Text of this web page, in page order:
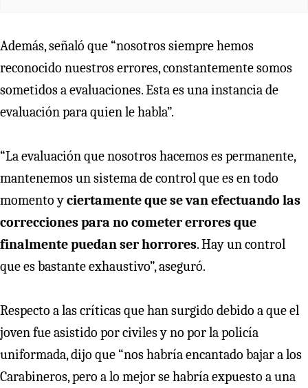
Además, señaló que “nosotros siempre hemos
reconocido nuestros errores, constantemente somos
sometidos a evaluaciones. Esta es una instancia de
evaluación para quien le habla”.
“La evaluación que nosotros hacemos es permanente,
mantenemos un sistema de control que es en todo
momento yciertamente que se van efectuando las
correcciones para no cometer errores que
finalmente puedan ser horrores. Hay un control
que es bastante exhaustivo”, aseguró.
Respecto a las críticas que han surgido debido a que el
joven fue asistido por civiles y no por la policía
uniformada, dijo que “nos habría encantado bajar a los
Carabineros, pero a lo mejor se habría expuesto a una